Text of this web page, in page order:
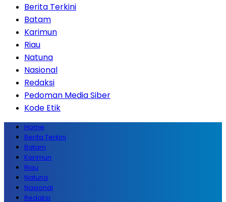
Berita Terkini
Batam
Karimun
Riau
Natuna
Nasional
Redaksi
Pedoman Media Siber
Kode Etik
Home
Berita Terkini
Batam
Karimun
Riau
Natuna
Nasional
Redaksi